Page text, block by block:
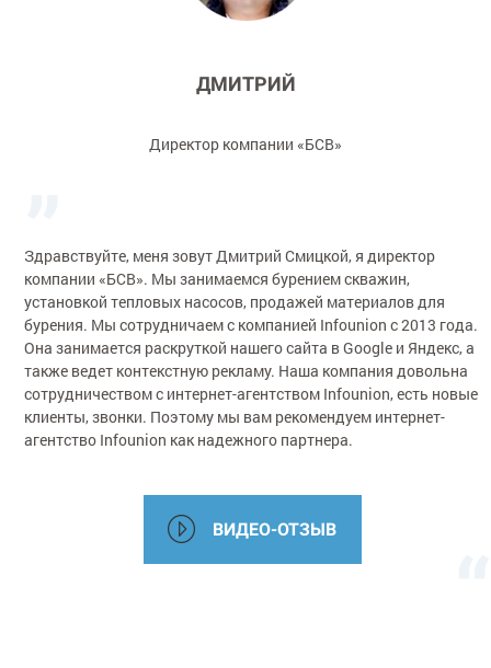
ДМИТРИЙ
Директор компании «БСВ»
Здравствуйте, меня зовут Дмитрий Смицкой, я директор
компании «БСВ». Мы занимаемся бурением скважин,
установкой тепловых насосов, продажей материалов для
бурения. Мы сотрудничаем с компанией Infounion с 2013 года.
Она занимается раскруткой нашего сайта в Google и Яндекс, а
также ведет контекстную рекламу. Наша компания довольна
сотрудничеством с интернет-агентством Infounion, есть новые
клиенты, звонки. Поэтому мы вам рекомендуем интернет-
агентство Infounion как надежного партнера.
ВИДЕО-ОТЗЫВ